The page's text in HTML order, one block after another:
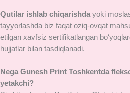
Qutilar ishlab chiqarishda yoki
tayyorlashda biz faqat oziq-ovqat
etilgan xavfsiz sertifikatlangan
hujjatlar bilan tasdiqlanadi.
Nega Gunesh Print Toshkentda
yetakchi?